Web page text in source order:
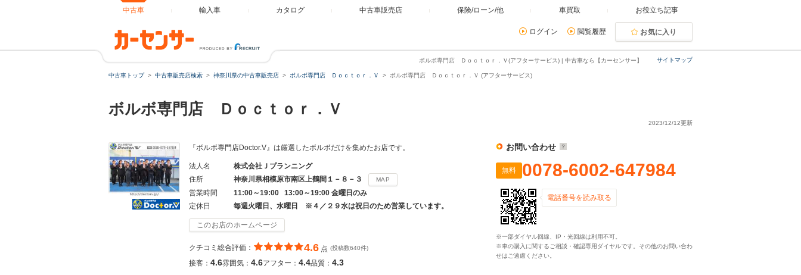
中古車 輸入車 カタログ 中古車販売店 保険/ローン/他 車買取 お役立ち記事
ログイン 閲覧履歴 お気に入り
サイトマップ
ボルボ専門店 Ｄｏｃｔｏｒ．Ｖ(アフターサービス) | 中古車なら【カーセンサー】
中古車トップ 中古車販売店検索 神奈川県の中古車販売店 ボルボ専門店 Ｄｏｃｔｏｒ．Ｖ ボルボ専門店 Ｄｏｃｔｏｒ．Ｖ (アフターサービス)
ボルボ専門店 Ｄｏｃｔｏｒ．Ｖ
2023/12/12更新
『ボルボ専門店Doctor.V』は厳選したボルボだけを集めたお店です。
法人名
株式会社Ｊプランニング
住所
神奈川県相模原市南区上鶴間１－８－３ MAP
営業時間
11:00～19:00 13:00～19:00 金曜日のみ
定休日
毎週火曜日、水曜日 ※４／２９水は祝日のため営業しています。
このお店のホームページ
クチコミ総合評価： 4.6 点 (投稿数640件)
接客： 4.6雰囲気： 4.6アフター： 4.4品質： 4.3
お問い合わせ
無料 0078-6002-647984
電話番号を読み取る
※一部ダイヤル回線、IP・光回線は利用不可。
※車の購入に関するご相談・確認専用ダイヤルです。その他のお問い合わ
せはご遠慮ください。